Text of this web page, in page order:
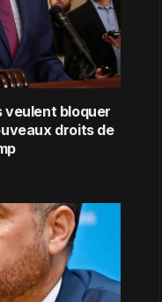
veulent bloquer
droits de